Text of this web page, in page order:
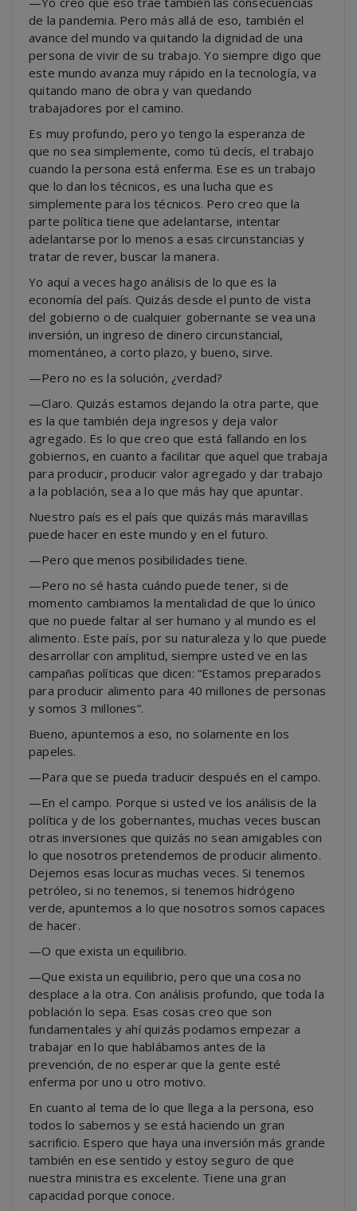
de la pandemia. Pero más allá de eso, también el
avance del mundo va quitando la dignidad de una
persona de vivir de su trabajo. Yo siempre digo que
este mundo avanza muy rápido en la tecnología, va
quitando mano de obra y van quedando
trabajadores por el camino.
Es muy profundo, pero yo tengo la esperanza de
que no sea simplemente, como tú decís, el trabajo
cuando la persona está enferma. Ese es un trabajo
que lo dan los técnicos, es una lucha que es
simplemente para los técnicos. Pero creo que la
parte política tiene que adelantarse, intentar
adelantarse por lo menos a esas circunstancias y
tratar de rever, buscar la manera.
Yo aquí a veces hago análisis de lo que es la
economía del país. Quizás desde el punto de vista
del gobierno o de cualquier gobernante se vea una
inversión, un ingreso de dinero circunstancial,
momentáneo, a corto plazo, y bueno, sirve.
—Pero no es la solución, ¿verdad?
—Claro. Quizás estamos dejando la otra parte, que
es la que también deja ingresos y deja valor
agregado. Es lo que creo que está fallando en los
gobiernos, en cuanto a facilitar que aquel que trabaja
para producir, producir valor agregado y dar trabajo
a la población, sea a lo que más hay que apuntar.
Nuestro país es el país que quizás más maravillas
puede hacer en este mundo y en el futuro.
—Pero que menos posibilidades tiene.
—Pero no sé hasta cuándo puede tener, si de
momento cambiamos la mentalidad de que lo único
que no puede faltar al ser humano y al mundo es el
alimento. Este país, por su naturaleza y lo que puede
desarrollar con amplitud, siempre usted ve en las
campañas políticas que dicen: “Estamos preparados
para producir alimento para 40 millones de personas
y somos 3 millones”.
Bueno, apuntemos a eso, no solamente en los
papeles.
—Para que se pueda traducir después en el campo.
—En el campo. Porque si usted ve los análisis de la
política y de los gobernantes, muchas veces buscan
otras inversiones que quizás no sean amigables con
lo que nosotros pretendemos de producir alimento.
Dejemos esas locuras muchas veces. Si tenemos
petróleo, si no tenemos, si tenemos hidrógeno
verde, apuntemos a lo que nosotros somos capaces
de hacer.
—O que exista un equilibrio.
—Que exista un equilibrio, pero que una cosa no
desplace a la otra. Con análisis profundo, que toda la
población lo sepa. Esas cosas creo que son
fundamentales y ahí quizás podamos empezar a
trabajar en lo que hablábamos antes de la
prevención, de no esperar que la gente esté
enferma por uno u otro motivo.
En cuanto al tema de lo que llega a la persona, eso
todos lo sabemos y se está haciendo un gran
sacrificio. Espero que haya una inversión más grande
también en ese sentido y estoy seguro de que
nuestra ministra es excelente. Tiene una gran
capacidad porque conoce.